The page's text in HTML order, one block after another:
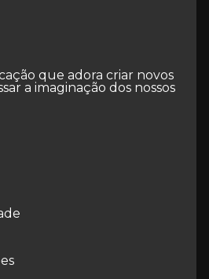
que adora criar novos
a imaginação dos nossos